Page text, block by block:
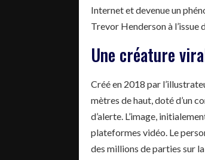
Internet et devenue un
Trevor Henderson à
Une créature
Créé en 2018 par
mètres de haut, doté d’un
d’alerte. L’image,
plateformes vidéo. Le
des millions de parties sur